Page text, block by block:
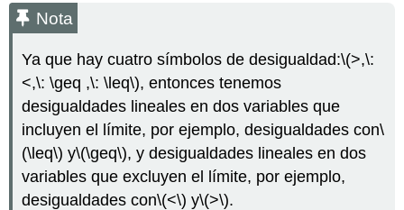
Nota
Ya que hay cuatro símbolos de desigualdad:\(>,\:
<,\: \geq ,\: \leq\), entonces tenemos
desigualdades lineales en dos variables que
incluyen el límite, por ejemplo, desigualdades con\
(\leq\) y\(\geq\), y desigualdades lineales en dos
variables que excluyen el límite, por ejemplo,
desigualdades con\(<\) y\(>\).